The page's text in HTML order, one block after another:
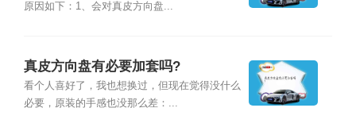
原因如下：1、会对真皮方向盘...
真皮方向盘有必要加套吗?
看个人喜好了，我也想换过，但现在觉得没什么
必要，原装的手感也没那么差：...